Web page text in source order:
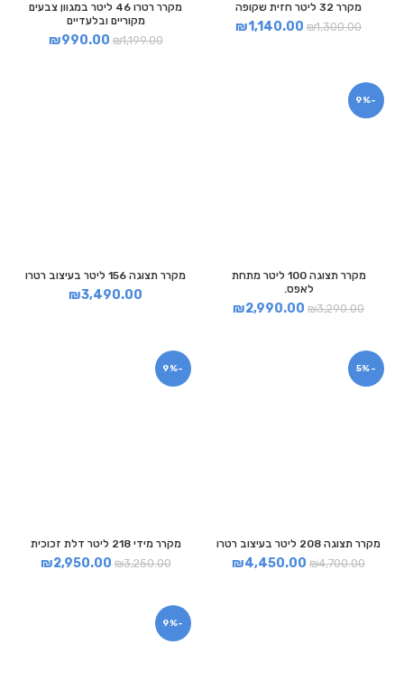
מקרר 32 ליטר חזית שקופה
₪1,300.00
₪1,140.00
מקרר רטרו 46 ליטר במגוון צבעים
מקוריים ובלעדיים
₪1,199.00
₪990.00
-9%
מקרר תצוגה 100 ליטר מתחת
לאפס.
₪3,290.00
₪2,990.00
מקרר תצוגה 156 ליטר בעיצוב רטרו
₪3,490.00
-5%
מקרר תצוגה 208 ליטר בעיצוב רטרו
₪4,700.00
₪4,450.00
-9%
מקרר מידי 218 ליטר דלת זכוכית
₪3,250.00
₪2,950.00
-9%